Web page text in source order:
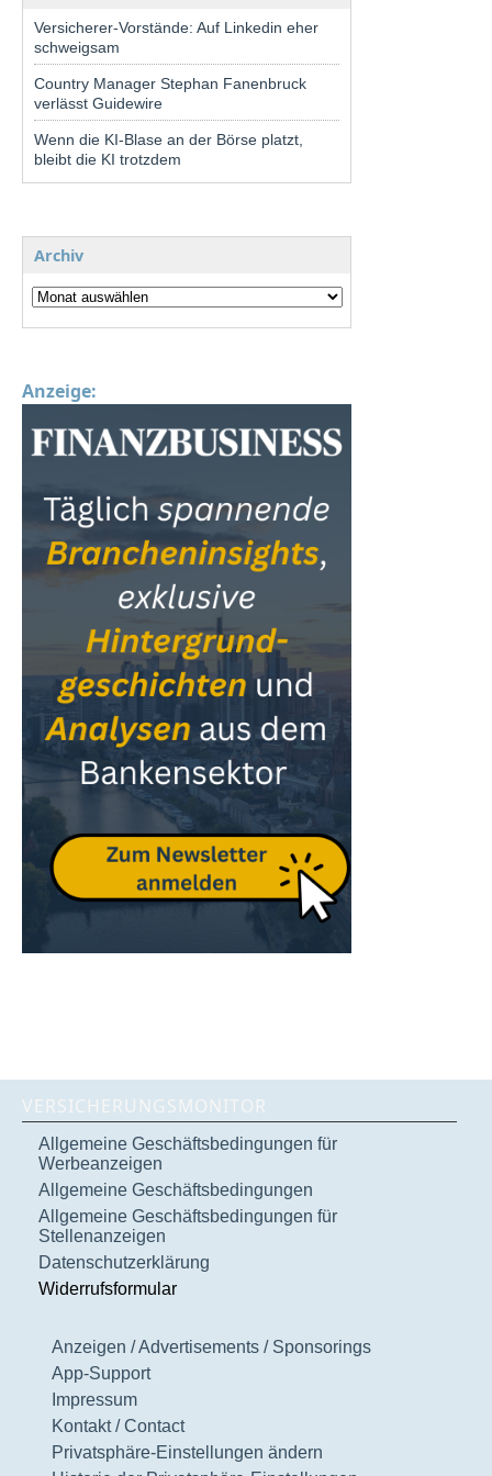
Versicherer-Vorstände: Auf Linkedin eher
schweigsam
Country Manager Stephan Fanenbruck
verlässt Guidewire
Wenn die KI-Blase an der Börse platzt,
bleibt die KI trotzdem
Archiv
Anzeige:
VERSICHERUNGSMONITOR
Allgemeine Geschäftsbedingungen für
Werbeanzeigen
Allgemeine Geschäftsbedingungen
Allgemeine Geschäftsbedingungen für
Stellenanzeigen
Datenschutzerklärung
Widerrufsformular
Anzeigen / Advertisements / Sponsorings
App-Support
Impressum
Kontakt / Contact
Privatsphäre-Einstellungen ändern